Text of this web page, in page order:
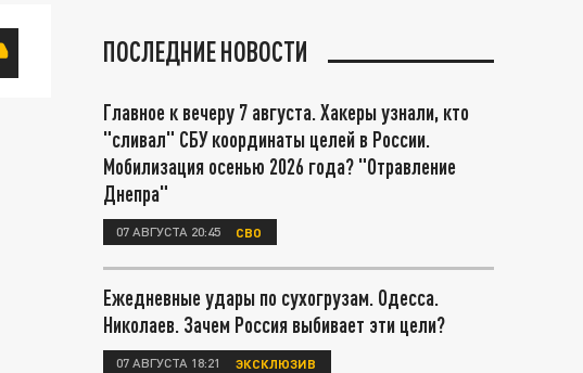
ПОСЛЕДНИЕ НОВОСТИ
Главное к вечеру 7 августа. Хакеры узнали, кто
"сливал" СБУ координаты целей в России.
Мобилизация осенью 2026 года? "Отравление
Днепра"
07 АВГУСТА 20:45 СВО
Ежедневные удары по сухогрузам. Одесса.
Николаев. Зачем Россия выбивает эти цели?
07 АВГУСТА 18:21 ЭКСКЛЮЗИВ